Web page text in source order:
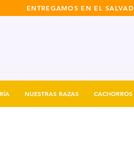
ENTREGAMOS EN EL
NUESTRAS RAZAS CACHORROS